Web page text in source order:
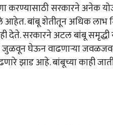
करण्यासाठी सरकारने अनेक
बांबू शेतीतून अधिक लाभ
देते. सरकारने अटल बांबू
जुळवून घेऊन वाढणाऱ्या
झाड आहे. बांबूच्या काही